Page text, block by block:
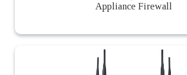
Appliance Firewall